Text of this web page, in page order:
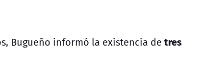
Bugueño informó la existencia de tres